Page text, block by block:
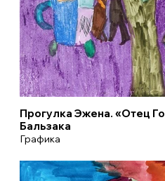
Прогулка Эжена. «Отец
Бальзака
Графика